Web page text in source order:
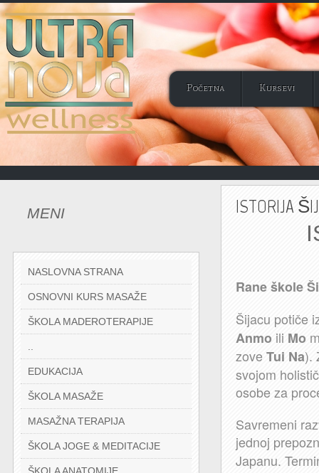
Početna Kursevi
MENI
NASLOVNA STRANA
OSNOVNI KURS MASAŽE
ŠKOLA MADEROTERAPIJE
EDUKACIJA
ŠKOLA MASAŽE
MASAŽNA TERAPIJA
ŠKOLA JOGE & MEDITACIJE
ISTORIJA
Rane škole
Šijacu potiče
Anmo ili Mo
zove Tui Na).
svojom
osobe za
Savremeni
jednoj
Japanu.